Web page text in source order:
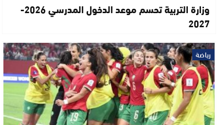
وزارة التربية تحسم موعد الدخول المدرسي 2026-
2027
رياضة